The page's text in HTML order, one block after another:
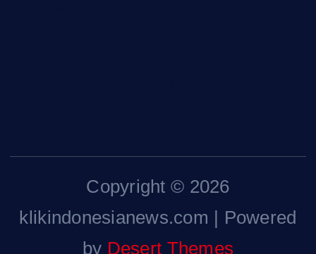
Copyright © 2026
klikindonesianews.com | Powered
by Desert Themes